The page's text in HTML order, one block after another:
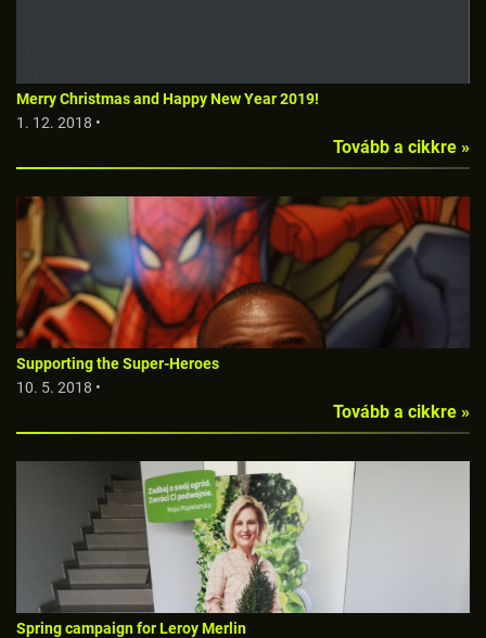
Merry Christmas and Happy New Year 2019!
1. 12. 2018 •
Tovább a cikkre »
Supporting the Super-Heroes
10. 5. 2018 •
Tovább a cikkre »
Spring campaign for Leroy Merlin